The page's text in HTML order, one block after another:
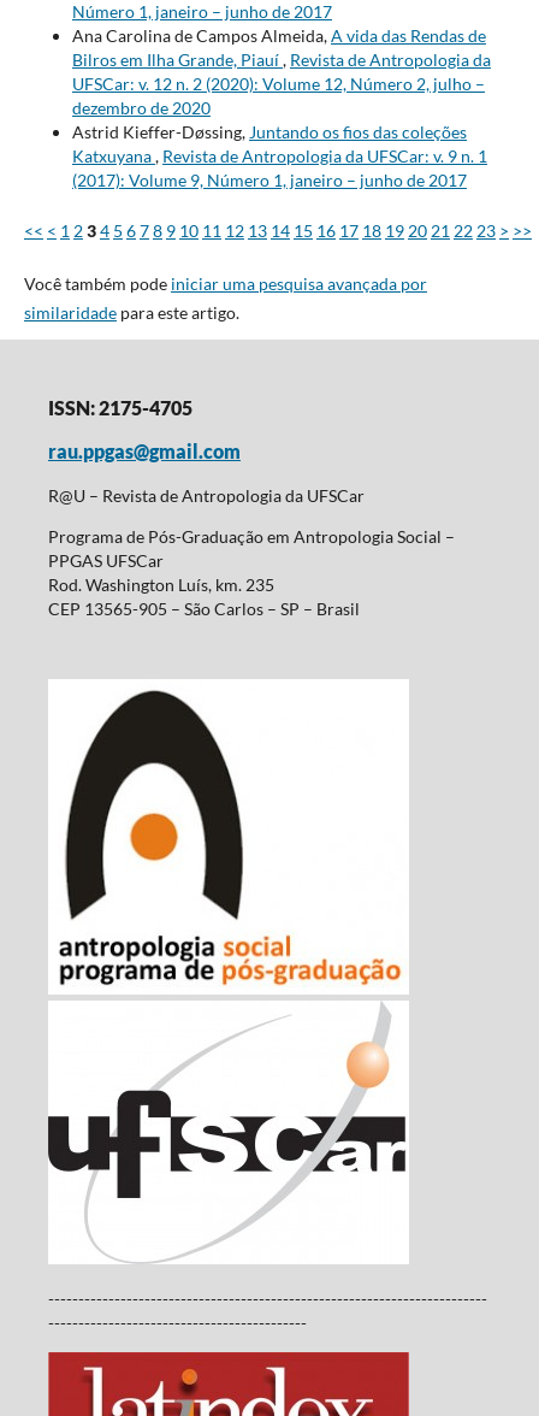
Número 1, janeiro – junho de 2017
Ana Carolina de Campos Almeida,A vida das Rendas de
Bilros em Ilha Grande, Piauí, Revista de Antropologia da
UFSCar: v. 12 n. 2 (2020): Volume 12, Número 2, julho –
dezembro de 2020
Astrid Kieffer-Døssing,Juntando os fios das coleções
Katxuyana, Revista de Antropologia da UFSCar: v. 9 n. 1
(2017): Volume 9, Número 1, janeiro – junho de 2017
<< < 1234 5 678 9 10 11 12 13 14 15 16 17 18 1920212223 > >>
Você também pode iniciar uma pesquisa avançada por
similaridadepara este artigo.
ISSN: 2175-4705
rau.ppgas@gmail.com
R@U – Revista de Antropologia da UFSCar
Programa de Pós-Graduação em Antropologia Social –
PPGAS UFSCar
Rod. Washington Luís, km. 235
CEP 13565-905 – São Carlos – SP – Brasil
-------------------------------------------------------------------------
-------------------------------------------